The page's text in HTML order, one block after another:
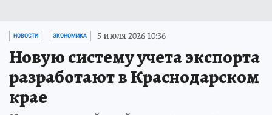
НОВОСТИ ЭКОНОМИКА 5 июля 2026 10:36
Новую систему учета экспорта
разработают в Краснодарском
крае